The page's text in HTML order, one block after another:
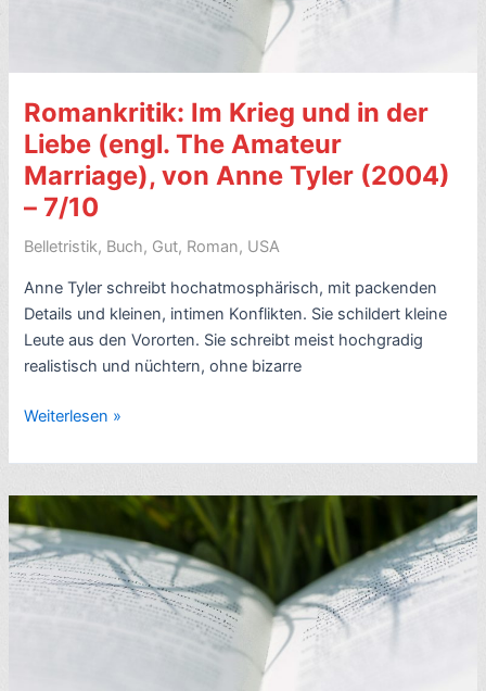
Romankritik: Im Krieg und in der
Liebe (engl. The Amateur
Marriage), von Anne Tyler (2004)
– 7/10
Belletristik, Buch, Gut, Roman, USA
Anne Tyler schreibt hochatmosphärisch, mit packenden
Details und kleinen, intimen Konflikten. Sie schildert kleine
Leute aus den Vororten. Sie schreibt meist hochgradig
realistisch und nüchtern, ohne bizarre
Romankritik:
Krieg
und
in
der
Liebe
(engl.
Weiterlesen »